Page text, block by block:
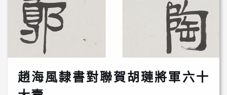
趙海風隸書對聯賀胡璉將軍六十